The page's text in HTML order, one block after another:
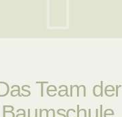
Team der